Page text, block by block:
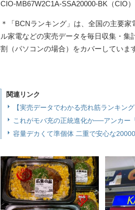
CIO-MB67W2C1A-SSA20000-BK（CIO）
＊「BCNランキング」は、全国の主要
ル家電などの実売データを毎日収集・
割（パソコンの場合）をカバーしていま
関連リンク
【実売データでわかる売れ筋ランキン
これがモバ充の正統進化か──アンカー
容量デカくて準個体 二重で安心な